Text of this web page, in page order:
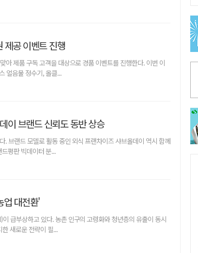
제공 이벤트 진행
아 제품 구독 고객을 대상으로 경품 이벤트를 진행한다. 이번 이
얼음물 정수기, 올클...
이 브랜드 신뢰도 동반 상승
브랜드 모델로 활동 중인 외식 프랜차이즈 샤브올데이 역시 함께
평판 빅데이터 분...
업 대전환'
급부상하고 있다. 농촌 인구의 고령화와 청년층의 유출이 동시
새로운 전략이 필...